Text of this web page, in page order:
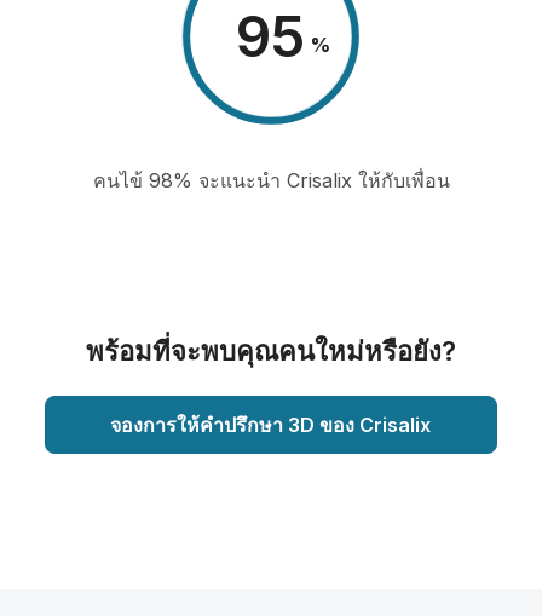
98 %
คนไข้ 98% จะแนะนำ Crisalix ให้กับเพื่อน
พร้อมที่จะพบคุณคนใหม่หรือยัง?
จองการให้คำปรึกษา 3D ของ Crisalix